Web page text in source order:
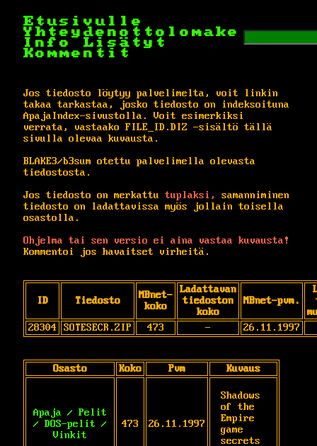
Etusivulle
Yhteydenottolomake
Info
Lisätyt
Kommentit
Jos tiedosto löytyy palvelimelta, voit linkin
takaa tarkastaa, josko tiedosto on indeksoituna
ApajaIndex-sivustolla. Voit esimerkiksi
verrata, vastaako FILE_ID.DIZ -sisältö tällä
sivulla olevaa kuvausta.
BLAKE3/b3sum otettu palvelimella olevasta
tiedostosta.
Jos tiedosto on merkattu tuplaksi,
samanniminen
tiedosto on ladattavissa myös jollain toisella
osastolla.
Ohjelma tai sen versio ei aina vastaa kuvausta!
Kommentoi jos havaitset virheitä.
ID Tiedosto
MBnet-
koko
Ladattavan
tiedoston
koko
MBnet-pvm.
28304
SOTESECR.ZIP 473 - 26.11.1997
Osasto Koko Pvm Kuvaus
Apaja / Pelit
/ DOS-pelit /
Vinkit
473 26.11.1997
Shadows
of the
Empire
game
secrets